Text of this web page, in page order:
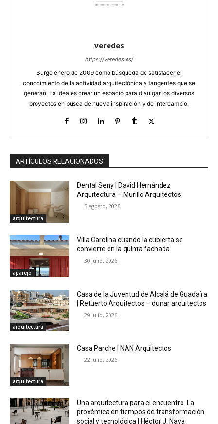
veredes
https://veredes.es/
Surge enero de 2009 como búsqueda de satisfacer el
conocimiento de la actividad arquitectónica y tangentes que se
generan. La idea es crear un espacio para divulgar los diversos
proyectos en busca de nueva inspiración y de intercambio.
ARTÍCULOS RELACIONADOS
arquitectura
Dental Seny | David Hernández
Arquitectura – Murillo Arquitectos
5 agosto, 2026
aparejo
Villa Carolina cuando la cubierta se
convierte en la quinta fachada
30 julio, 2026
arquitectura
Casa de la Juventud de Alcalá de Guadaíra
| Retuerto Arquitectos – dunar arquitectos
29 julio, 2026
arquitectura
Casa Parche | NAN Arquitectos
22 julio, 2026
Una arquitectura para el encuentro. La
proxémica en tiempos de transformación
social y tecnológica | Héctor J. Nava